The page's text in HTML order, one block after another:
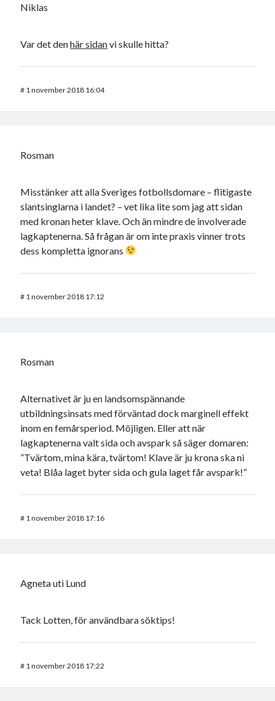
Niklas
Var det denhär sidanvi skulle hitta?
# 1 november 2018 16:04
Rosman
Misstänker att alla Sveriges fotbollsdomare – flitigaste
slantsinglarna i landet? – vet lika lite som jag att sidan
med kronan heter klave. Och än mindre de involverade
lagkaptenerna. Så frågan är om inte praxis vinner trots
dess kompletta ignorans
# 1 november 2018 17:12
Rosman
Alternativet är ju en landsomspännande
utbildningsinsats med förväntad dock marginell effekt
inom en femårsperiod. Möjligen. Eller att när
lagkaptenerna valt sida och avspark så säger domaren:
”Tvärtom, mina kära, tvärtom! Klave är ju krona ska ni
veta! Blåa laget byter sida och gula laget får avspark!”
# 1 november 2018 17:16
Agneta uti Lund
Tack Lotten, för användbara söktips!
# 1 november 2018 17:22